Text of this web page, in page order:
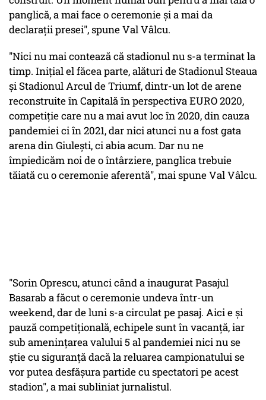
panglică, a mai face o ceremonie şi a mai da
declaraţii presei", spune Val Vâlcu.
"Nici nu mai contează că stadionul nu s-a terminat la
timp. Iniţial el făcea parte, alături de Stadionul Steaua
şi Stadionul Arcul de Triumf, dintr-un lot de arene
reconstruite în Capitală în perspectiva EURO 2020,
competiţie care nu a mai avut loc în 2020, din cauza
pandemiei ci în 2021, dar nici atunci nu a fost gata
arena din Giuleşti, ci abia acum. Dar nu ne
împiedicăm noi de o întârziere, panglica trebuie
tăiată cu o ceremonie aferentă", mai spune Val Vâlcu.
"Sorin Oprescu, atunci când a inaugurat Pasajul
Basarab a făcut o ceremonie undeva într-un
weekend, dar de luni s-a circulat pe pasaj. Aici e şi
pauză competiţională, echipele sunt în vacanţă, iar
sub ameninţarea valului 5 al pandemiei nici nu se
ştie cu siguranţă dacă la reluarea campionatului se
vor putea desfăşura partide cu spectatori pe acest
stadion", a mai subliniat jurnalistul.